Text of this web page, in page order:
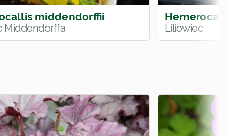
middendorffii
Middendorffa Liliowiec